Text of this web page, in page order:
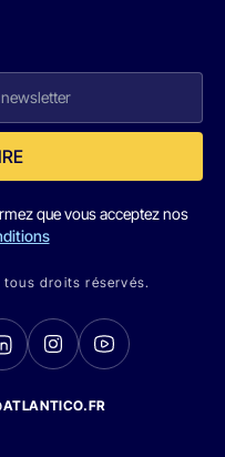
que vous acceptez nos
droits réservés.